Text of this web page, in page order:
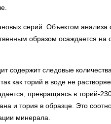
серий. Объектом анализа
образом осаждается на
содержит следовые
как торий в воде не
превращаясь в торий-
и тория в образце. Это
минерала.